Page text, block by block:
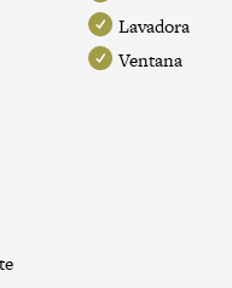
Lavadora
Ventana